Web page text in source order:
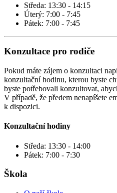
Středa: 13:30 - 14:15
Úterý: 7:00 - 7:45
Pátek: 7:00 - 7:45
Konzultace pro rodiče
Pokud máte zájem o konzultaci
konzultační hodinu, kterou byste
byste potřebovali konzultovat,
V případě, že předem nenapíšete
k dispozici.
Konzultační hodiny
Středa: 13:30 - 14:00
Pátek: 7:00 - 7:30
Škola